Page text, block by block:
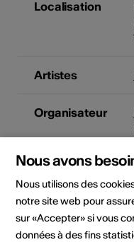
Localisation
Artistes
Organisateur
Nous avons
Nous utilisons des
notre site web pour
sur «Accepter» si vous
données à des fins